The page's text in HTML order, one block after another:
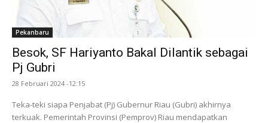
Pekanbaru
Besok, SF Hariyanto Bakal Dilantik sebagai
Pj Gubri
28 Februari 2024 -12:15
Teka-teki siapa Penjabat (Pj) Gubernur Riau (Gubri) akhirnya
terkuak. Pemerintah Provinsi (Pemprov) Riau mendapatkan